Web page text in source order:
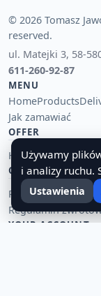
© 2026 Tomasz
reserved.
ul. Matejki 3, 58-
611-260-92-87
MENU
HomeProducts
Jak zamawiać
OFFER
Hurtownia
CUSTOMER
Privacy policy
Regulamin
YOUR ACCOUNT
Używamy
i analizy ruchu.
Ustawienia